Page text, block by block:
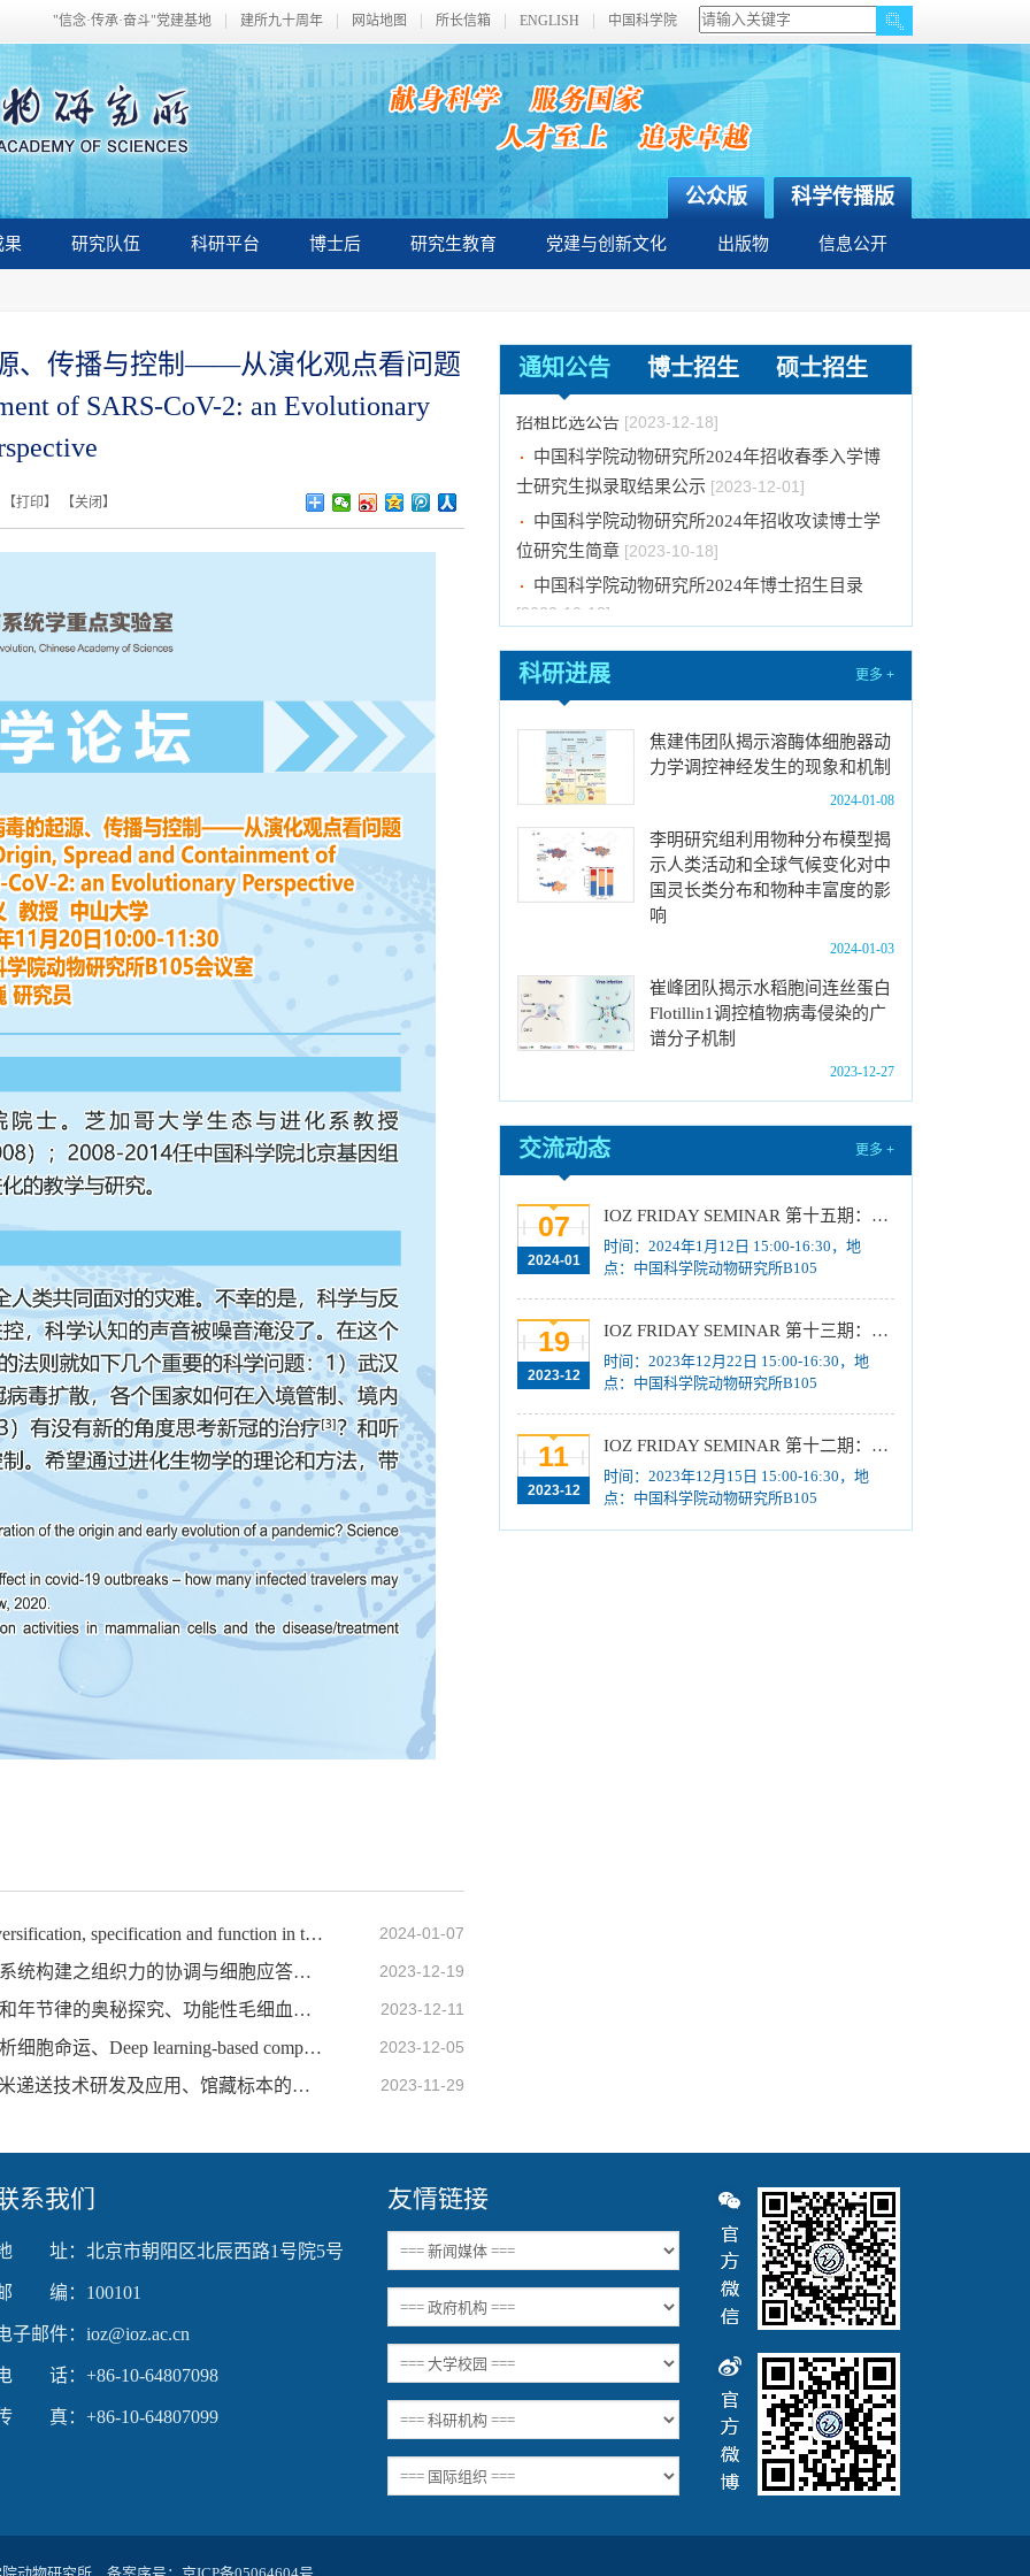
"信念·传承·奋斗"党建基地 建所九十周年 网站地图 所长信箱 ENGLISH 中国科学院
科学传播版
公众版
果 研究队伍 科研平台 博士后 研究生教育 党建与创新文化 出版物 信息公开
、传播与控制——从演化观点看问题
of SARS-CoV-2: an Evolutionary
打印】 【关闭 】
2024-01-07
IOZ FRIDAY SEMINAR 第十五期：Neuronal diversification, specification and function in the hypothalamus、本能行为调控的嗅觉神经编码机制
2023-12-19
IOZ FRIDAY SEMINAR 第十三期：上皮类器官系统构建之组织力的协调与细胞应答解析、利用表观基因组编辑技术调控基因表达
2023-12-11
IOZ FRIDAY SEMINAR 第十二期：动物月节律和年节律的奥秘探究、功能性毛细血管网络的体外构建及应用
2023-12-05
IOZ FRIDAY SEMINAR 第十一期：人工智能解析细胞命运、Deep learning-based computer vision for understanding spatial biology of cells
2023-11-29
IOZ FRIDAY SEMINAR 第十期：mRNA靶向纳米递送技术研发及应用、馆藏标本的分子分类和野生动物多样性发现
通知公告 博士招生 硕士招生
技术奖项目的公示[2024-01-03]
中国科学院动物研究所国家动物博物馆文创商店
中国科学院动物研究所2024年招收春季入学博
士研究生拟录取结果公示
中国科学院动物研究所2024年招收攻读博士学
位研究生简章
中国科学院动物研究所2024年博士招生目录
2024年招收推荐免试硕士（含直博）研究生第
四批拟录取结果公示
关于2023年度中国科学院杰出科技成就奖的拟
推荐公示[2023-10-16]
中国科学院动物研究所2024年推免生放弃拟录
取资格公示[2023-10-07]
关于拟通过中国科学院提名2023年度国家科学
技术奖项目的公示[2024-01-03]
中国科学院动物研究所国家动物博物馆文创商店
[2023-12-18]
中国科学院动物研究所2024年招收春季入学博
士研究生拟录取结果公示[2023-12-01]
中国科学院动物研究所2024年招收攻读博士学
位研究生简章[2023-10-18]
2024年招收推荐免试硕士（含直博）研究生第
四批拟录取结果公示[2023-10-17]
关于2023年度中国科学院杰出科技成就奖的拟
推荐公示 [2023-10-16]
中国科学院动物研究所2024年推免生放弃拟录
取资格公示[2023-10-07]
科研进展 更多 +
焦建伟团队揭示溶酶体细胞器动
力学调控神经发生的现象和机制
2024-01-08
李明研究组利用物种分布模型揭
示人类活动和全球气候变化对中
国灵长类分布和物种丰富度的影
响
2024-01-03
崔峰团队揭示水稻胞间连丝蛋白
Flotillin1调控植物病毒侵染的广
谱分子机制
2023-12-27
交流动态 更多 +
07
2024-01
IOZ FRIDAY SEMINAR 第十五期：Neuronal diversification, specification and function in the hypothalamus、本能行为调控的嗅觉神经编码机制
时间：2024年1月12日 15:00-16:30，地
点：中国科学院动物研究所B105
19
2023-12
IOZ FRIDAY SEMINAR 第十三期：上皮类器官系统构建之组织力的协调与细胞应答解析、利用表观基因组编辑技术调控基因表达
时间：2023年12月22日 15:00-16:30，地
点：中国科学院动物研究所B105
11
2023-12
IOZ FRIDAY SEMINAR 第十二期：动物月节律和年节律的奥秘探究、功能性毛细血管网络的体外构建及应用
时间：2023年12月15日 15:00-16:30，地
点：中国科学院动物研究所B105
系我们
址：北京市朝阳区北辰西路1号院5号
编：100101
子邮件：ioz@ioz.ac.cn
话：+86-10-64807098
真：+86-10-64807099
友情链接